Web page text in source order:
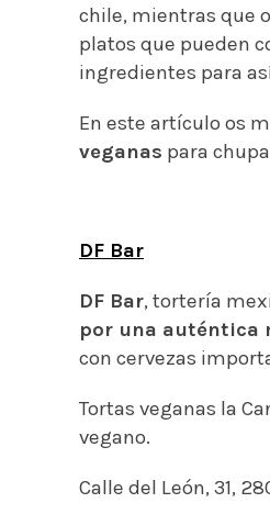
chile, mientras que
platos que pueden
ingredientes para
En este artículo os
veganas para
DF Bar
DF Bar, tortería
por una auténtica
con cervezas
Tortas veganas la
vegano.
Calle del León, 31,